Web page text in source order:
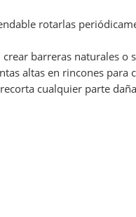
rotarlas
barreras naturales o
altas en rincones para
cualquier parte